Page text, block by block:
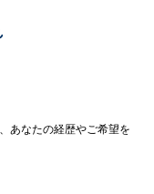
あなたの経歴やご希望を